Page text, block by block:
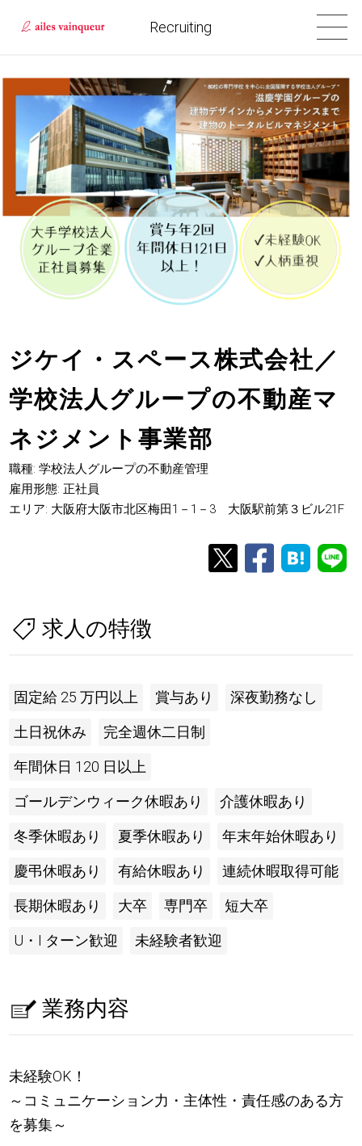
Recruiting
ジケイ・スペース株式会社／
学校法人グループの不動産マ
ネジメント事業部
職種: 学校法人グループの不動産管理
雇用形態: 正社員
エリア: 大阪府大阪市北区梅田1－1－3 大阪駅前第３ビル21F
求人の特徴
固定給 25 万円以上 賞与あり 深夜勤務なし
土日祝休み 完全週休二日制
年間休日 120 日以上
ゴールデンウィーク休暇あり 介護休暇あり
冬季休暇あり 夏季休暇あり 年末年始休暇あり
慶弔休暇あり 有給休暇あり 連続休暇取得可能
長期休暇あり 大卒 専門卒 短大卒
U・I ターン歓迎 未経験者歓迎
業務内容
未経験OK！
～コミュニケーション力・主体性・責任感のある方
を募集～